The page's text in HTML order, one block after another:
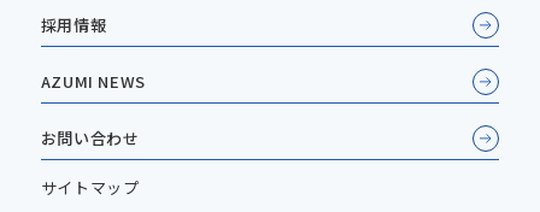
採用情報
AZUMI NEWS
お問い合わせ
サイトマップ